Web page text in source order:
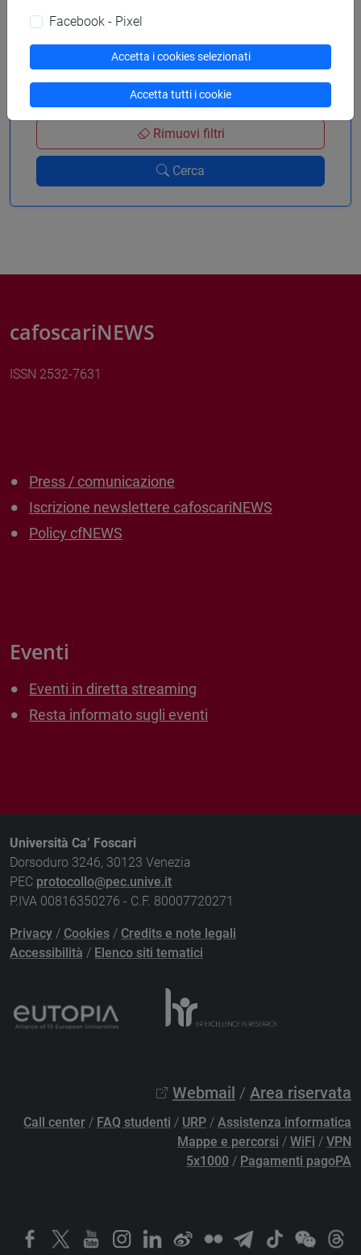
al
Rimuovi filtri
Cerca
cafoscariNEWS
ISSN 2532-7631
Press / comunicazione
Iscrizione newslettere cafoscariNEWS
Policy cfNEWS
Eventi
Eventi in diretta streaming
Resta informato sugli eventi
Università Ca’ Foscari
Dorsoduro 3246, 30123 Venezia
PEC protocollo@pec.unive.it
P.IVA 00816350276 - C.F. 80007720271
Privacy / Cookies / Credits e note legali
Accessibilità / Elenco siti tematici
Webmail / Area riservata
Call center / FAQ studenti / URP / Assistenza informatica
Mappe e percorsi / WiFi / VPN
5x1000 / Pagamenti pagoPA
Facebook - Pixel
Accetta i cookies selezionati
Accetta tutti i cookie